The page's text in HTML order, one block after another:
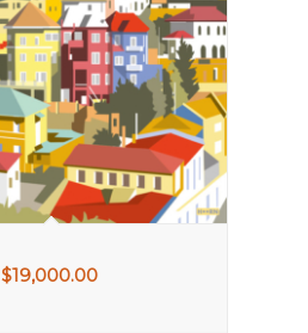
$19,000.00Rango